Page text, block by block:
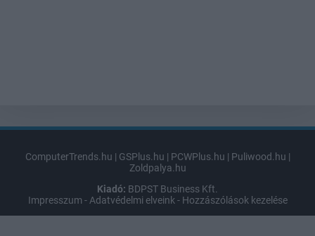
ComputerTrends.hu | GSPlus.hu | PCWPlus.hu | Puliwood.hu |
Zoldpalya.hu
Kiadó: BDPST Business Kft.
Impresszum - Adatvédelmi elveink - Hozzászólások kezelése